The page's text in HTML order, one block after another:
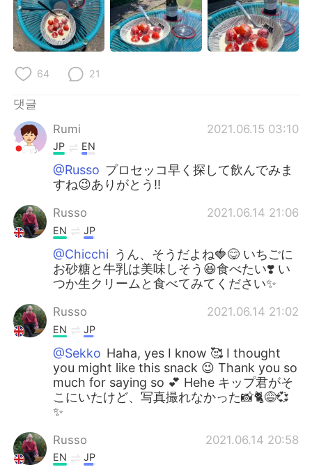
64 21
댓글
Rumi
2021.06.15 03:10
JP EN
@Russo プロセッコ早く探して飲んでみま
すね😉ありがとう‼️
Russo 2021.06.14 21:06
EN JP
@Chicchi うん、そうだよね🍓😋 いちごに
お砂糖と牛乳は美味しそう😆食べたい❣️ い
つか生クリームと食べてみてください✨
Russo 2021.06.14 21:02
EN JP
@Sekko Haha, yes I know 🥰 I thought
you might like this snack 😉 Thank you so
much for saying so 💕 Hehe キップ君がそ
こにいたけど、写真撮れなかった📸🐈😅💞
✨
Russo 2021.06.14 20:58
EN JP